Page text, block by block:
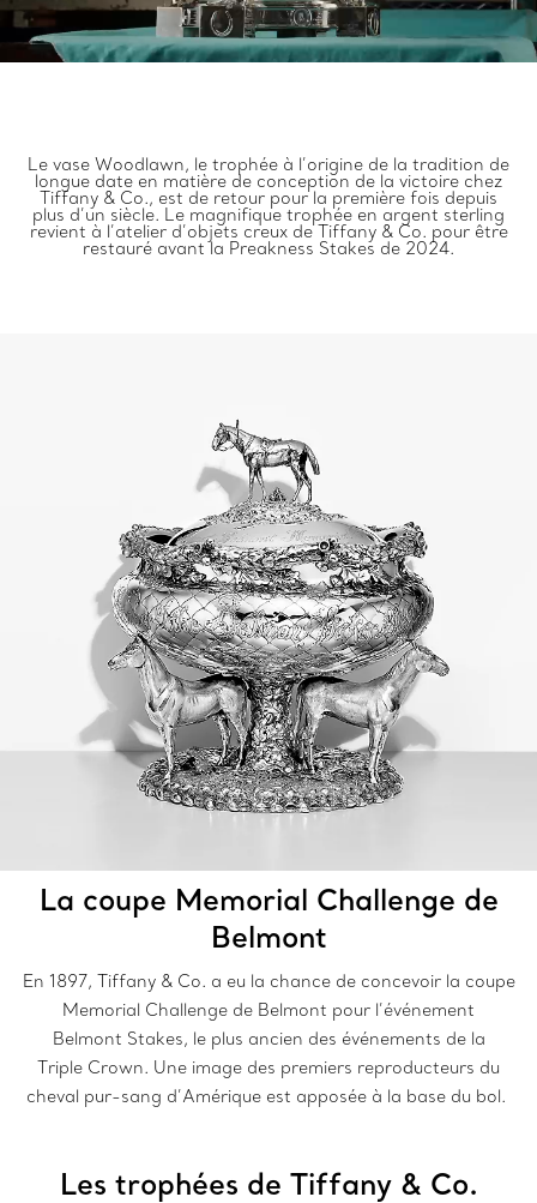
Le vase Woodlawn, le trophée à l’origine de la tradition de
longue date en matière de conception de la victoire chez
Tiffany & Co., est de retour pour la première fois depuis
plus d’un siècle. Le magnifique trophée en argent sterling
revient à l’atelier d’objets creux de Tiffany & Co. pour être
restauré avant la Preakness Stakes de 2024.
La coupe Memorial Challenge de
Belmont
En 1897, Tiffany & Co. a eu la chance de concevoir la coupe
Memorial Challenge de Belmont pour l’événement
Belmont Stakes, le plus ancien des événements de la
Triple Crown. Une image des premiers reproducteurs du
cheval pur-sang d’Amérique est apposée à la base du bol.
Les trophées de Tiffany & Co.